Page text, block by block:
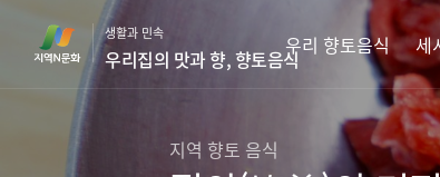
생활과 민속
우리집의 맛과 향, 향토음식
우리 향토음식 세
지역 향토 음식